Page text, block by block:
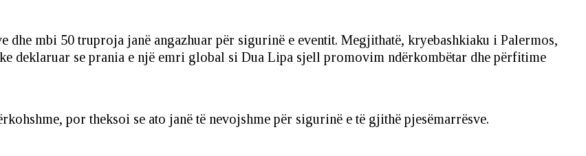
mbi 50 truproja janë angazhuar për sigurinë e eventit. Megjithatë, kryebashkiaku i Palermos,
deklaruar se prania e një emri global si Dua Lipa sjell promovim ndërkombëtar dhe përfitime
por theksoi se ato janë të nevojshme për sigurinë e të gjithë pjesëmarrësve.